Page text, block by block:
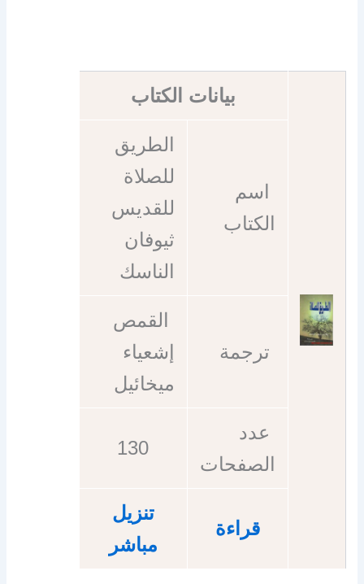
بيانات الكتاب
اسم
الكتاب
الطريق
للصلاة
للقديس
ثيوفان
الناسك
ترجمة
القمص
إشعياء
ميخائيل
عدد
الصفحات
130
قراءة
تنزيل
مباشر